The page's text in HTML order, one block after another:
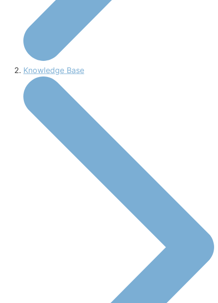
Knowledge Base